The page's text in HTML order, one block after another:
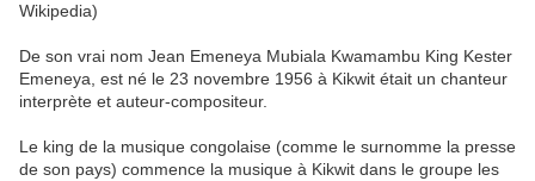
Wikipedia)
De son vrai nom Jean Emeneya Mubiala Kwamambu King Kester
Emeneya, est né le 23 novembre 1956 à Kikwit était un chanteur
interprète et auteur-compositeur.
Le king de la musique congolaise (comme le surnomme la presse
de son pays) commence la musique à Kikwit dans le groupe les